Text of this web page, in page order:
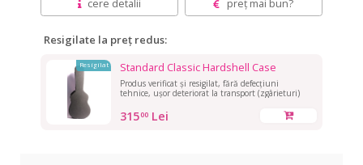
cere detalii preț mai bun?
Resigilate la preț redus:
Resigilat Standard Classic Hardshell Case
Produs verificat și resigilat, fără defecțiuni
tehnice, ușor deteriorat la transport (zgârieturi)
31500 Lei